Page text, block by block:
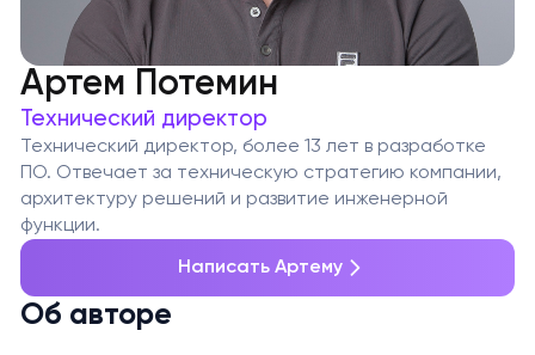
Артем Потемин
Технический директор
Технический директор, более 13 лет в разработке
ПО. Отвечает за техническую стратегию компании,
архитектуру решений и развитие инженерной
функции.
Написать Артему
Об авторе